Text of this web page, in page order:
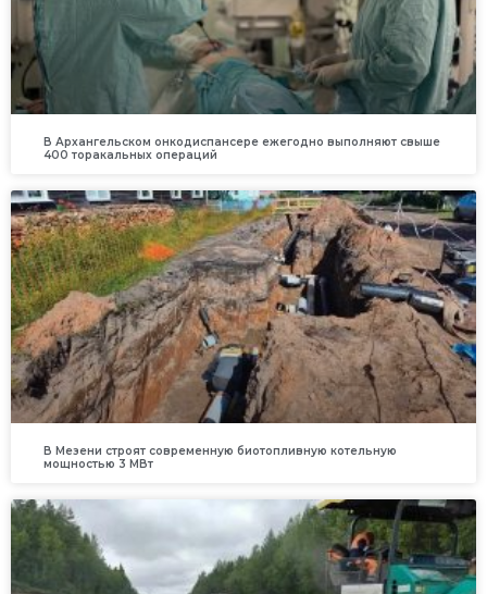
В Архангельском онкодиспансере ежегодно выполняют свыше
400 торакальных операций
В Мезени строят современную биотопливную котельную
мощностью 3 МВт